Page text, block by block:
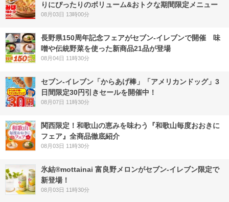
りにぴったりのボリューム&おトクな期間限定メニュー
08月03日 13時00分
長野県150周年記念フェアがセブン-イレブンで開催 味
噌や伝統野菜を使った新商品21品が登場
08月04日 11時30分
セブン‐イレブン「からあげ棒」「アメリカンドッグ」3
日間限定30円引きセールを開催中！
08月07日 11時30分
関西限定！和歌山の恵みを味わう『和歌山毎度おおきに
フェア』全商品徹底紹介
08月03日 11時30分
氷結®mottainai 富良野メロンがセブン‐イレブン限定で
新登場！
08月03日 11時30分